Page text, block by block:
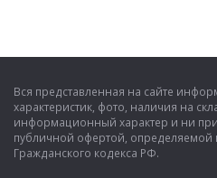
Вся представленная на сайте
характеристик, фото, наличия на
информационный характер и ни при
публичной офертой, определяемой
Гражданского кодекса РФ.